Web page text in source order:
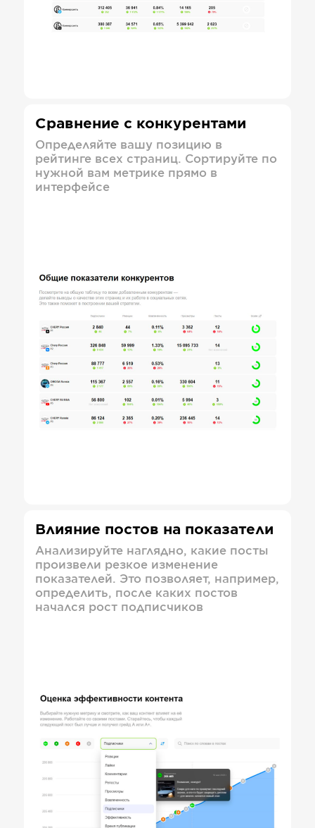
Сравнение с конкурентами
Определяйте вашу позицию в
рейтинге всех страниц. Сортируйте по
нужной вам метрике прямо в
интерфейсе
Влияние постов на показатели
Анализируйте наглядно, какие посты
произвели резкое изменение
показателей. Это позволяет, например,
определить, после каких постов
начался рост подписчиков